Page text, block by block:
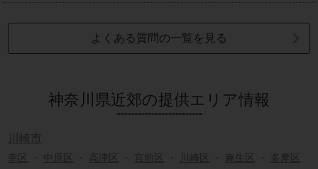
よくある質問の一覧を見る
神奈川県近郊の提供エリア情報
川崎市
幸区 ・ 中原区 ・ 高津区 ・ 宮前区 ・ 川崎区 ・ 麻生区 ・ 多摩区